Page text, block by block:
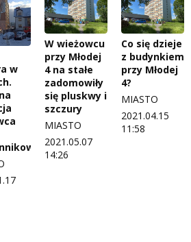
w
W wieżowcu
przy Młodej
4 na stałe
zadomowiły
się pluskwy i
szczury
MIASTO
2021.05.07
14:26
Co się dzieje
z budynkiem
przy Młodej
4?
MIASTO
2021.04.15
11:58